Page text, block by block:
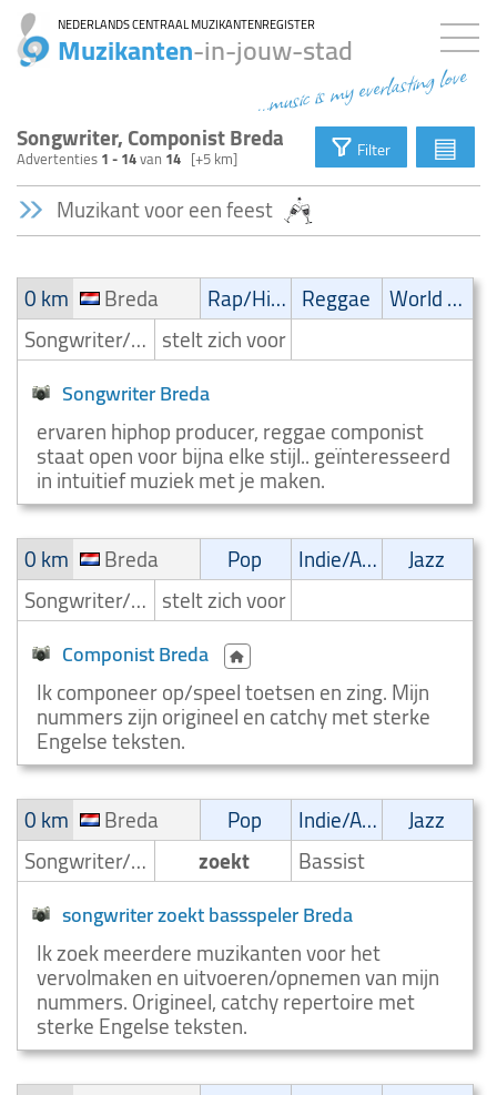
NEDERLANDS CENTRAAL MUZIKANTENREGISTER
Muzikanten-in-jouw-stad
...music is my everlasting love
Songwriter, Componist Breda
Advertenties1 - 14van 14 [+5 km] Filter ▤
Muzikant voor een feest
0 km Breda Rap/Hip-Hop/RnB Reggae
World music
Songwriter/Componist stelt zich voor
Songwriter Breda
ervaren hiphop producer, reggae componist
staat open voor bijna elke stijl.. geïnteresseerd
in intuitief muziek met je maken.
0 km
Breda Pop Indie/Alternative
Jazz
Songwriter/Componist stelt zich voor
Componist Breda
Ik componeer op/speel toetsen en zing. Mijn
nummers zijn origineel en catchy met sterke
Engelse teksten.
0 km
Breda Pop Indie/Alternative
Jazz
Songwriter/Componist
zoekt Bassist
songwriter zoekt bassspeler Breda
Ik zoek meerdere muzikanten voor het
vervolmaken en uitvoeren/opnemen van mijn
nummers. Origineel, catchy repertoire met
sterke Engelse teksten.